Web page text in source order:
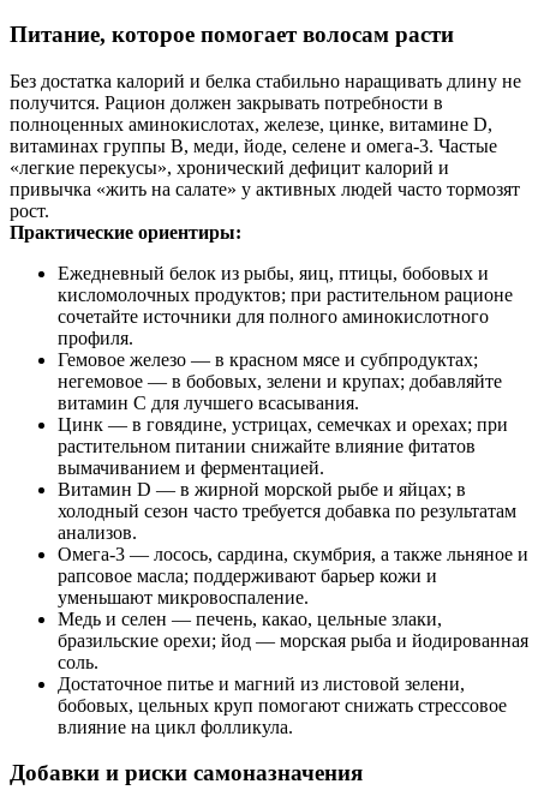
Питание, которое помогает волосам расти
Без достатка калорий и белка стабильно наращивать длину не
получится. Рацион должен закрывать потребности в
полноценных аминокислотах, железе, цинке, витамине D,
витаминах группы B, меди, йоде, селене и омега‑3. Частые
«легкие перекусы», хронический дефицит калорий и
привычка «жить на салате» у активных людей часто тормозят
рост.
Практические ориентиры:
Ежедневный белок из рыбы, яиц, птицы, бобовых и
кисломолочных продуктов; при растительном рационе
сочетайте источники для полного аминокислотного
профиля.
Гемовое железо — в красном мясе и субпродуктах;
негемовое — в бобовых, зелени и крупах; добавляйте
витамин C для лучшего всасывания.
Цинк — в говядине, устрицах, семечках и орехах; при
растительном питании снижайте влияние фитатов
вымачиванием и ферментацией.
Витамин D — в жирной морской рыбе и яйцах; в
холодный сезон часто требуется добавка по результатам
анализов.
Омега‑3 — лосось, сардина, скумбрия, а также льняное и
рапсовое масла; поддерживают барьер кожи и
уменьшают микровоспаление.
Медь и селен — печень, какао, цельные злаки,
бразильские орехи; йод — морская рыба и йодированная
соль.
Достаточное питье и магний из листовой зелени,
бобовых, цельных круп помогают снижать стрессовое
влияние на цикл фолликула.
Добавки и риски самоназначения